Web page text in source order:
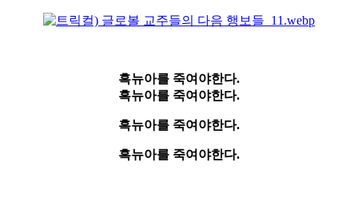
흑뉴아를 죽여야한다.
흑뉴아를 죽여야한다.
흑뉴아를 죽여야한다.
흑뉴아를 죽여야한다.